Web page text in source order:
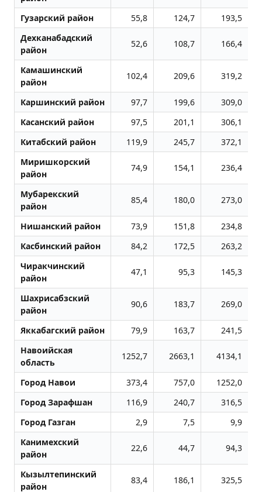
Гузарский район
55,8 124,7
193,5
Дехканабадский
район
52,6 108,7 166,4
Камашинский
район
102,4 209,6 319,2
Каршинский район 97,7 199,6
309,0
Касанский район
97,5 201,1
306,1
Китабский район
119,9 245,7
372,1
Миришкорский
район
74,9 154,1 236,4
Мубарекский
район
85,4 180,0 273,0
Нишанский район 73,9 151,8
234,8
Касбинский район
84,2 172,5
263,2
Чиракчинский
район
47,1 95,3 145,3
Шахрисабзский
район
90,6 183,7 269,0
Яккабагский район 79,9 163,7
241,5
Навоийская
область
1252,7 2663,1 4134,1
Город Навои 373,4 757,0
1252,0
Город Заpафшан
116,9 240,7
316,5
Город Газган
2,9 7,5
9,9
Канимехский
район
22,6 44,7 94,3
Кызылтепинский
район
83,4 186,1 325,5